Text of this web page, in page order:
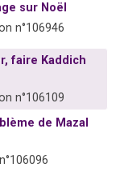
sur Noël
n°106946
faire Kaddich
n°106109
de Mazal